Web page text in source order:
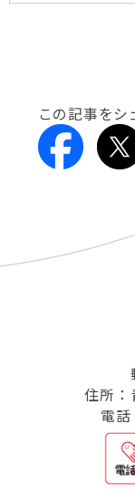
この記事をシ
住所：
電